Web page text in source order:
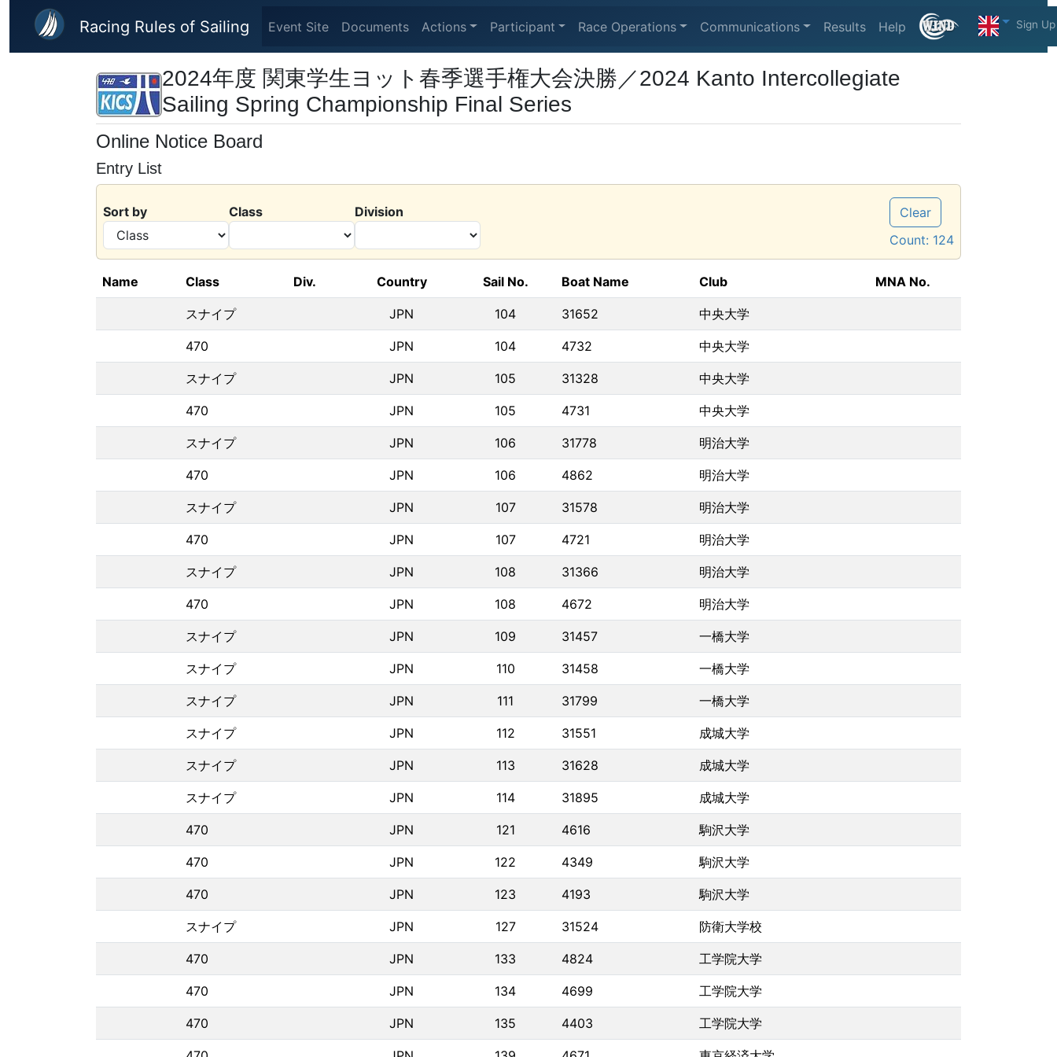
Skip to main content
Racing Rules of Sailing Event Site Documents Actions Participant Race Operations Communications Results Help Sign Up
2024年度 関東学生ヨット春季選手権大会決勝／2024 Kanto Intercollegiate
Sailing Spring Championship Final Series
Online Notice Board
Entry List
Sort by Class Division
Clear
Count: 124
Name Class Div. Country Sail No. Boat Name Club MNA No.
スナイプ JPN 104 31652 中央大学
470 JPN 104 4732 中央大学
スナイプ JPN 105 31328 中央大学
470 JPN 105 4731 中央大学
スナイプ JPN 106 31778 明治大学
470 JPN 106 4862 明治大学
スナイプ JPN 107 31578 明治大学
470 JPN 107 4721 明治大学
スナイプ JPN 108 31366 明治大学
470 JPN 108 4672 明治大学
スナイプ JPN 109 31457 一橋大学
スナイプ JPN 110 31458 一橋大学
スナイプ JPN 111 31799 一橋大学
スナイプ JPN 112 31551 成城大学
スナイプ JPN 113 31628 成城大学
スナイプ JPN 114 31895 成城大学
470 JPN 121 4616 駒沢大学
470 JPN 122 4349 駒沢大学
470 JPN 123 4193 駒沢大学
スナイプ JPN 127 31524 防衛大学校
470 JPN 133 4824 工学院大学
470 JPN 134 4699 工学院大学
470 JPN 135 4403 工学院大学